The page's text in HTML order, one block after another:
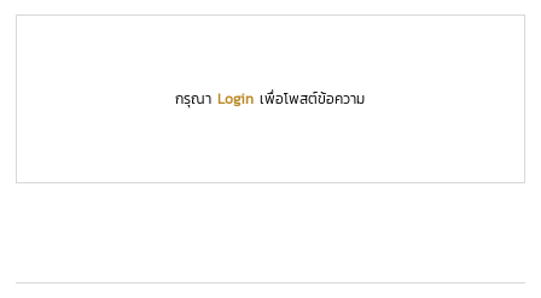
กรุณาLogin เพื่อโพสต์ข้อความ